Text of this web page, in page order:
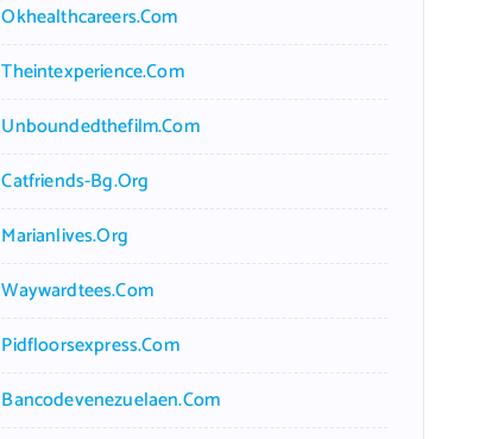
Okhealthcareers.com
Theintexperience.com
Unboundedthefilm.com
Catfriends-Bg.org
Marianlives.org
Waywardtees.com
Pidfloorsexpress.com
Bancodevenezuelaen.com